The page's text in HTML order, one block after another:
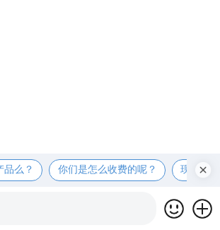
品么？ 你们是怎么收费的呢？ 现在有